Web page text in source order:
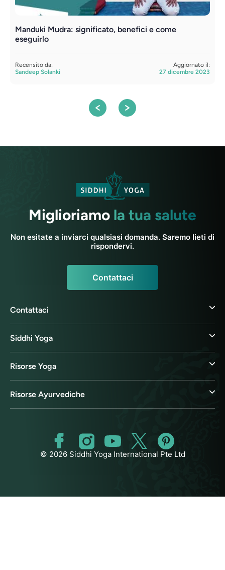
Manduki Mudra: significato, benefici e come
eseguirlo
Recensito da:
Sandeep Solanki
Aggiornato il:
27 dicembre 2023
Miglioriamo la tua salute
Non esitate a inviarci qualsiasi domanda. Saremo lieti di
rispondervi.
Contattaci
Contattaci
Siddhi Yoga
Risorse Yoga
Risorse Ayurvediche
© 2026 Siddhi Yoga International Pte Ltd